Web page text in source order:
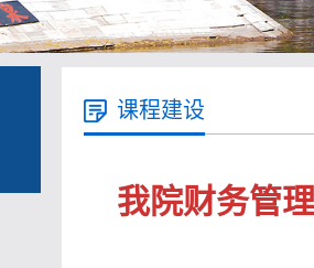
课程建设
我院财务管